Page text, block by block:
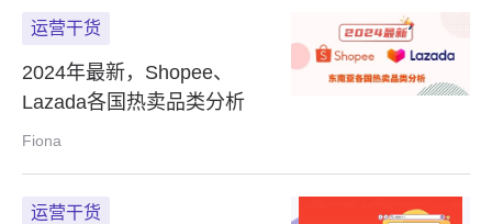
运营干货
2024年最新，Shopee、
Lazada各国热卖品类分析
Fiona
运营干货